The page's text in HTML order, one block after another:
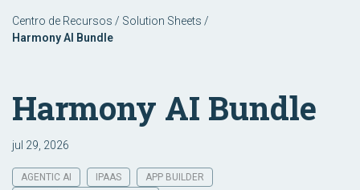
Centro de Recursos / Solution Sheets /
Harmony AI Bundle
Harmony AI Bundle
jul 29, 2026
AGENTIC AI IPAAS
APP BUILDER